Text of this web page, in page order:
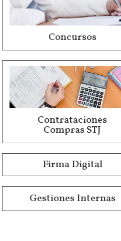
Concursos
Contrataciones
Compras STJ
Firma Digital
Gestiones Internas